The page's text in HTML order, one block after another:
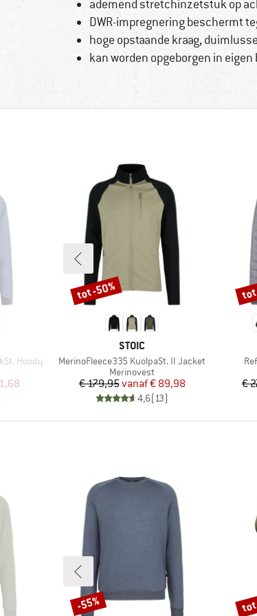
ademend stretchinzetstuk op
DWR-impregnering beschermt
hoge opstaande kraag,
kan worden opgeborgen in
Hoody
prijs
MERK
STOIC
Artikel
MerinoFleece335 KuolpaSt. II Jacket
Productgroep
Merinovest
Prijs
€ 179,95 Verlaagde prijs
vanaf€ 89,98
4,6(13)
Korting
tot -50%
€
Korting
-55%